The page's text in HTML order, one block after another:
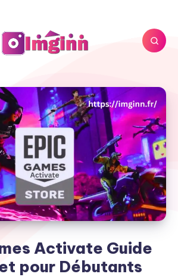
Activate Guide
pour Débutants